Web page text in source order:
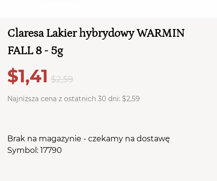
Claresa Lakier hybrydowy WARMIN
FALL 8 - 5g
$1,41 $2,59
Najniższa cena z ostatnich 30 dni: $2,59
Brak na magazynie - czekamy na dostawę
Symbol: 17790